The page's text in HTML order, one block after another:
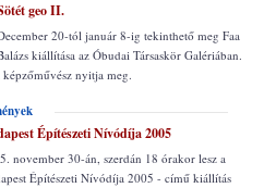
geo II.
20-tól január 8-ig tekinthető meg Faa
kiállítása az Óbudai Társaskör Galériában.
nyitja meg.
Építészeti Nívódíja 2005
november 30-án, szerdán 18 órakor lesz a
Építészeti Nívódíja 2005 - című kiállítás